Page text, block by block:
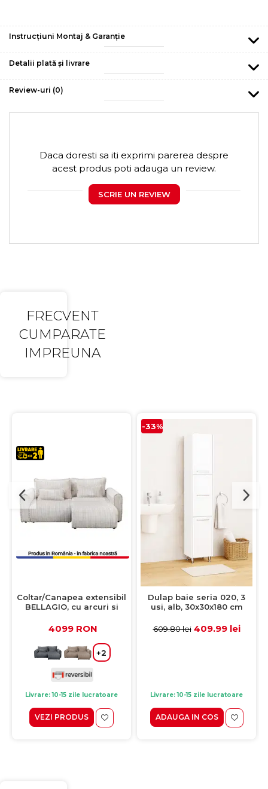
Instrucțiuni Montaj & Garanție
Detalii plată și livrare
Review-uri (0)
Daca doresti sa iti exprimi parerea despre
acest produs poti adauga un review.
SCRIE UN REVIEW
FRECVENT
CUMPARATE
IMPREUNA
Coltar/Canapea extensibil
BELLAGIO, cu arcuri si
interschimbabil, bej,
4099 RON
+2
Livrare: 10-15 zile lucratoare
VEZI PRODUS
-33%
Dulap baie seria 020, 3
usi, alb, 30x30x180 cm
609.80 lei 409.99 lei
Livrare: 10-15 zile lucratoare
ADAUGA IN COS